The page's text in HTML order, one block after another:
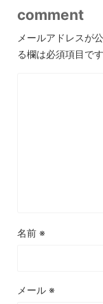
comment
メールアドレスが
る欄は必須項目です
名前 ※
メール ※